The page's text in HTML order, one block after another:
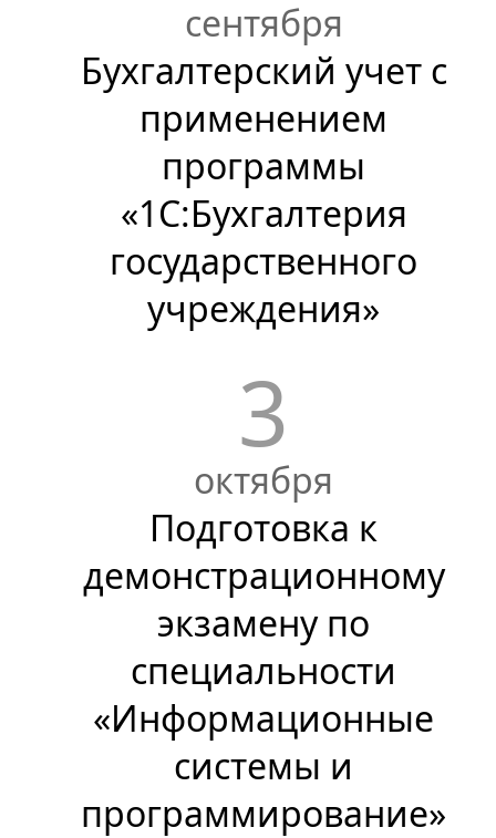
сентября
Бухгалтерский учет с
применением
программы
«1С:Бухгалтерия
государственного
учреждения»
3
октября
Подготовка к
демонстрационному
экзамену по
специальности
«Информационные
системы и
программирование»